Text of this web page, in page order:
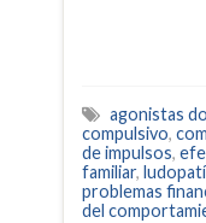
agonistas
compulsivo,
de impulsos,
familiar,
problemas
del